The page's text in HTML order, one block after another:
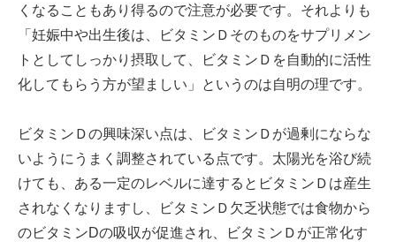
くなることもあり得るので注意が必要です。それよりも
「妊娠中や出生後は、ビタミンＤそのものをサプリメン
トとしてしっかり摂取して、ビタミンＤを自動的に活性
化してもらう方が望ましい」というのは自明の理です。
ビタミンＤの興味深い点は、ビタミンＤが過剰にならな
いようにうまく調整されている点です。太陽光を浴び続
けても、ある一定のレベルに達するとビタミンＤは産生
されなくなりますし、ビタミンＤ欠乏状態では食物から
のビタミンDの吸収が促進され、ビタミンＤが正常化す